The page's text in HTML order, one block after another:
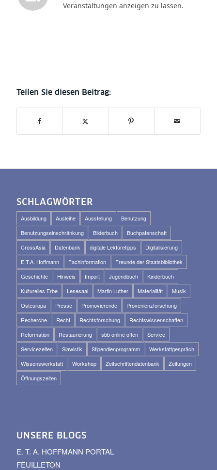
Veranstaltungen anzeigen zu lassen.
SCHLAGWÖRTER
Ausbildung Ausleihe Ausstellung
Benutzung
Benutzungseinschränkung
Bilderbuch
Buchpatenschaft
CrossAsia
Datenbank digitale Lektüretipps
Digitalisierung
E.T.A. Hoffmann
Fachinformation
Freunde der Staatsbibliothek
Geschichte
Hinweis Import Jugendbuch
Kinderbuch
Kulturelles Erbe
Lesesaal Martin Luther Materialität
Musik
Osteuropa
Presse Promovierende
Provenienzforschung
Recherche
Recht Rechtsforschung
Rechtswissenschaften
Reformation
Restaurierung sbb online offen
Service
Servicezeiten
Slawistik Stipendienprogramm
Werkstattgespräch
Wissenswerkstatt
Workshop Zeitschriftendatenbank
Zeitungen
Öffnungszeiten
UNSERE BLOGS
E. T. A. HOFFMANN PORTAL
FEUILLETON